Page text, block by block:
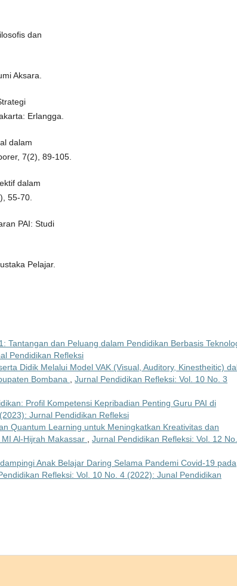
dan
Aksara.
Erlangga.
dalam
7(2), 89-105.
dalam
55-70.
PAI: Studi
Pelajar.
Tantangan dan Peluang dalam Pendidikan Berbasis
Pendidikan Refleksi
Didik Melalui Model VAK (Visual, Auditory, Kinestheitic)
Bombana
Jurnal Pendidikan Refleksi: Vol. 10 No. 3
Profil Kompetensi Kepribadian Penting Guru PAI di
Jurnal Pendidikan Refleksi
Quantum Learning untuk Meningkatkan Kreativitas dan
Al-Hijrah Makassar
Jurnal Pendidikan Refleksi: Vol. 12
Anak Belajar Daring Selama Pandemi Covid-19 pada
Refleksi: Vol. 10 No. 4 (2022): Junal Pendidikan